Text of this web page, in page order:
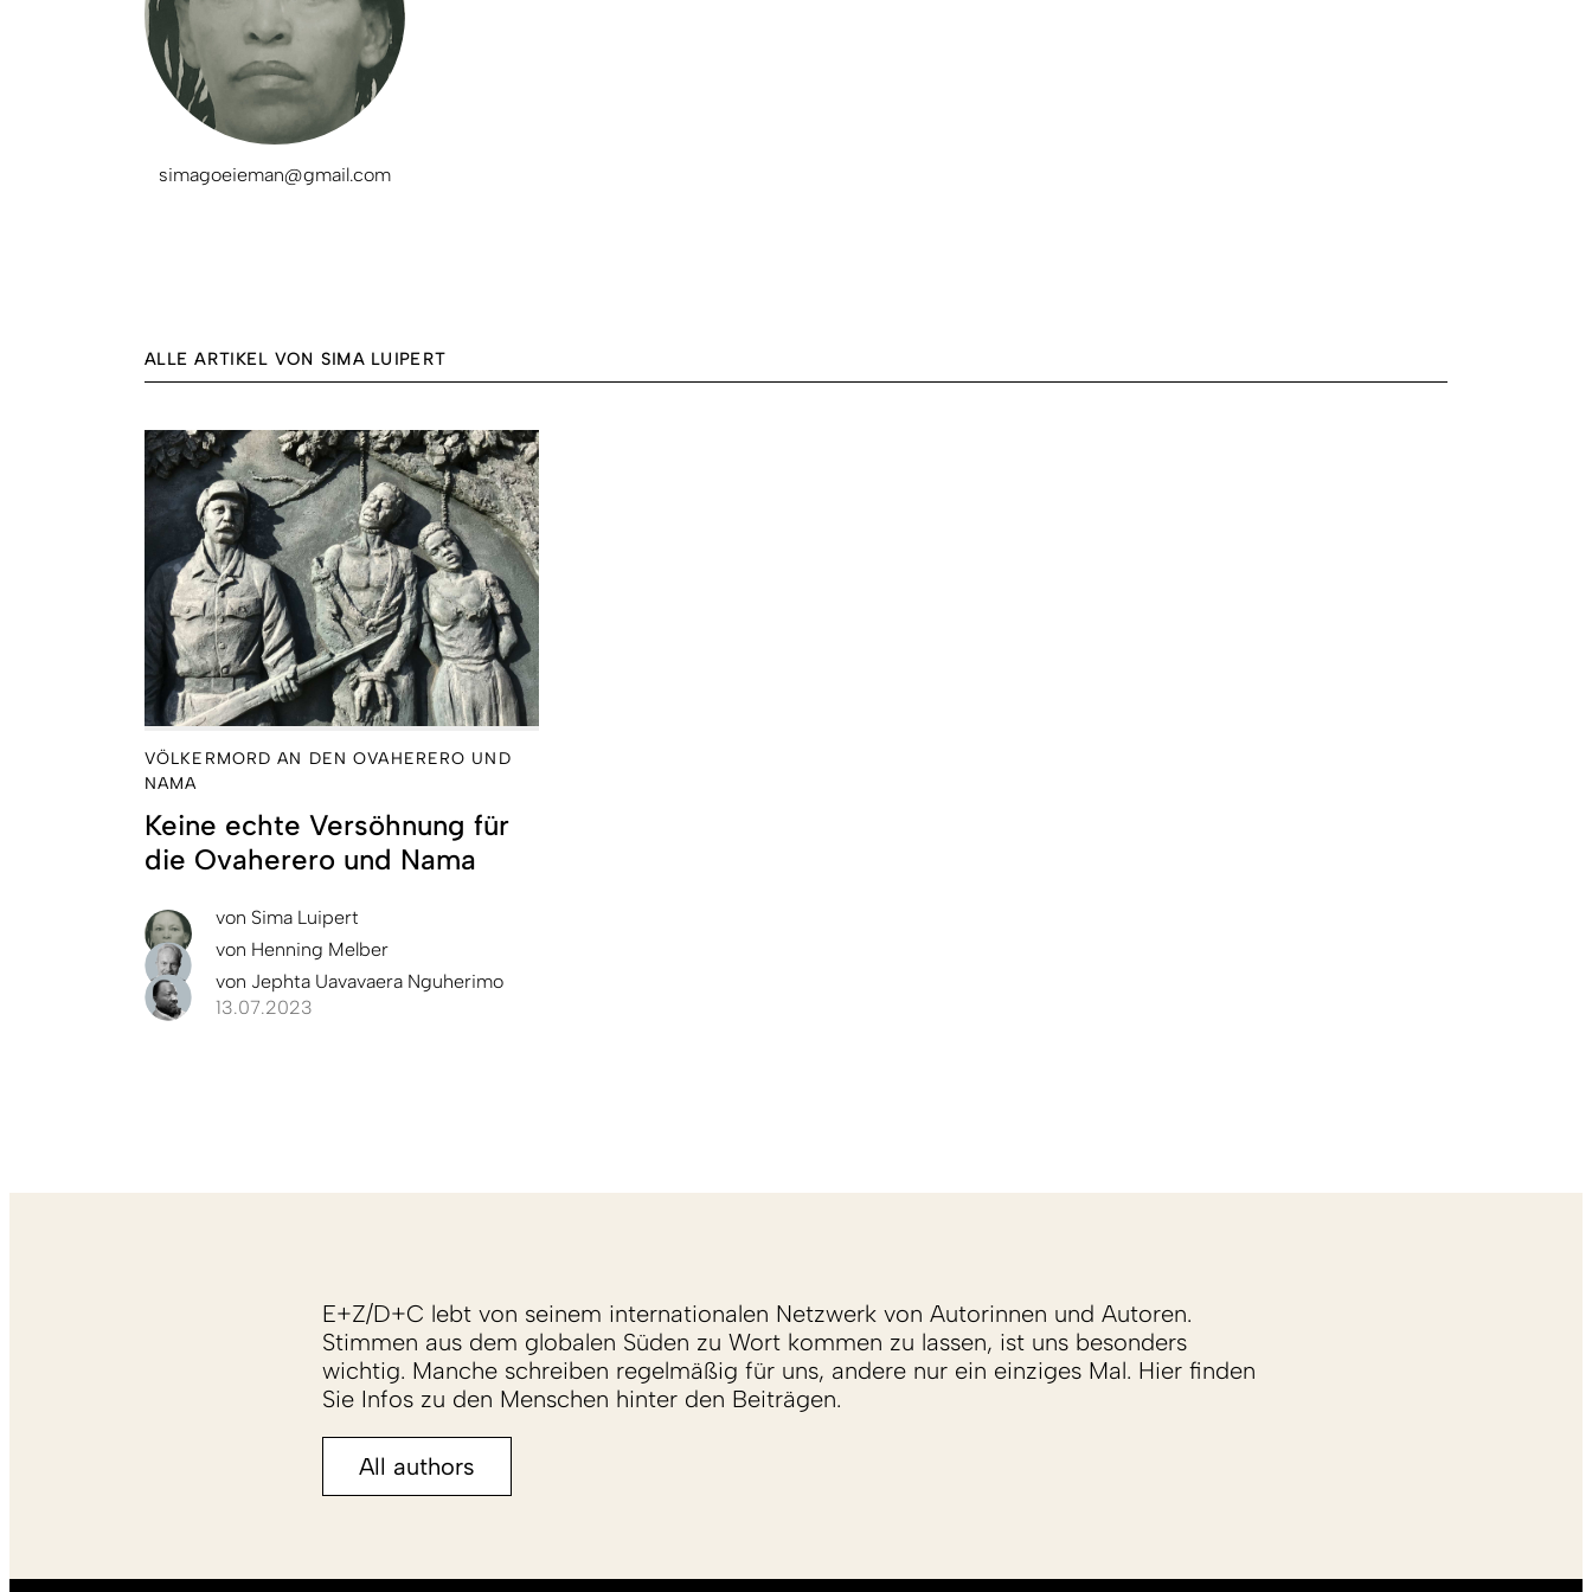
simagoeieman@gmail.com
ALLE ARTIKEL VON SIMA LUIPERT
VÖLKERMORD AN DEN OVAHERERO UND
NAMA
Keine echte Versöhnung für
die Ovaherero und Nama
von Sima Luipert
von Henning Melber
von Jephta Uavavaera Nguherimo
13.07.2023
E+Z/D+C lebt von seinem internationalen Netzwerk von Autorinnen und Autoren.
Stimmen aus dem globalen Süden zu Wort kommen zu lassen, ist uns besonders
wichtig. Manche schreiben regelmäßig für uns, andere nur ein einziges Mal. Hier finden
Sie Infos zu den Menschen hinter den Beiträgen.
All authors